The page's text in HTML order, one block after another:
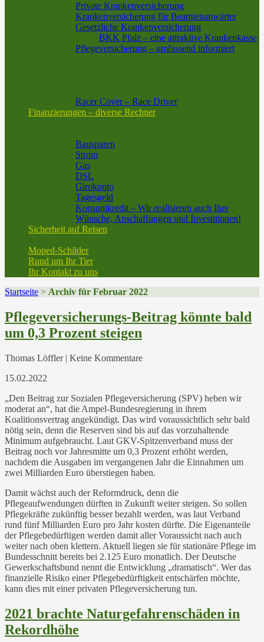
Private Krankenversicherung
Krankenversicherung für Beamtenanwärter
Gesetzliche Krankenversicherung
BKK Pfalz – eine attraktive Krankenkasse
Pflegeversicherung – umfassend informiert
Racer Cover – Race Driver
Finanzierungen – diverse Rechner
Bausparen
Strom
Gas
DSL
Girokonto
Tagesgeld
Konsumkredit – Wir realisieren auch Ihre
Wünsche, Anschaffungen und Investitionen!
Sicherheit auf Reisen
Moped-Schilder
Rund um Ihr Tier
Ihr Kontakt zu uns
Startseite > Archiv für Februar 2022
Pflegeversicherungs-Beitrag könnte bald
um 0,3 Prozent steigen
Thomas Löffler | Keine Kommentare
15.02.2022
„Den Beitrag zur Sozialen Pflegeversicherung (SPV) heben wir
moderat an“, hat die Ampel-Bundesregierung in ihrem
Koalitionsvertrag angekündigt. Das wird voraussichtlich sehr bald
nötig sein, denn die Reserven sind bis auf das vorzuhaltende
Minimum aufgebraucht. Laut GKV-Spitzenverband muss der
Beitrag noch vor Jahresmitte um 0,3 Prozent erhöht werden,
nachdem die Ausgaben im vergangenen Jahr die Einnahmen um
zwei Milliarden Euro überstiegen haben.
Damit wächst auch der Reformdruck, denn die
Pflegeaufwendungen dürften in Zukunft weiter steigen. So sollen
Pflegekräfte zukünftig besser bezahlt werden, was laut Verband
rund fünf Milliarden Euro pro Jahr kosten dürfte. Die Eigenanteile
der Pflegebedürftigen werden damit aller Voraussicht nach auch
weiter nach oben klettern. Aktuell liegen sie für stationäre Pflege im
Bundesschnitt bereits bei 2.125 Euro monatlich. Der Deutsche
Gewerkschaftsbund nennt die Entwicklung „dramatisch“. Wer das
finanzielle Risiko einer Pflegebedürftigkeit entschärfen möchte,
kann dies mit einer privaten Pflegeversicherung tun.
2021 brachte Naturgefahrenschäden in
Rekordhöhe